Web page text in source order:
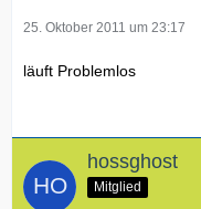
25. Oktober 2011 um 23:17
läuft Problemlos
hossghost
Mitglied